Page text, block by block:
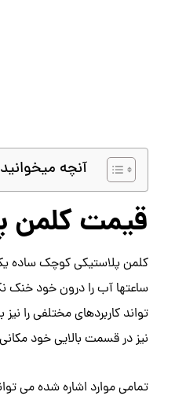
آنچه میخوانید
قیمت کلمن
کلمن پلاستیکی کوچک ساده
ساعتها آب را درون خود خنک
تواند کاربردهای مختلفی را
نیز در قسمت بالایی خود
تمامی موارد اشاره شده می